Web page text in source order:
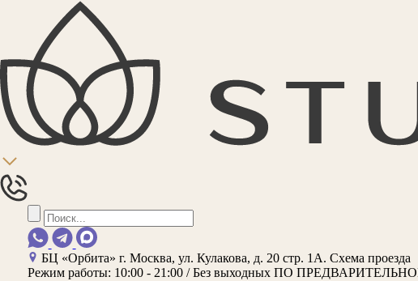
БЦ «Орбита» г. Москва, ул. Кулакова, д. 20 стр. 1А. Схема проезда
Режим работы: 10:00 - 21:00 / Без выходных ПО